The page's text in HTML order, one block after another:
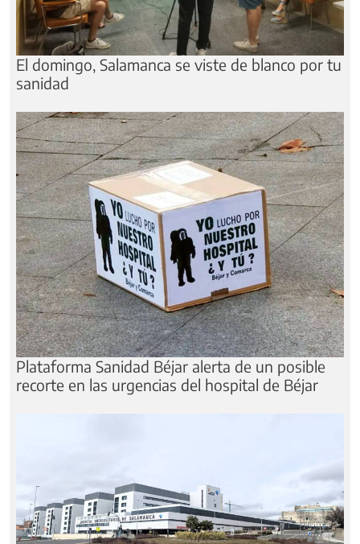
El domingo, Salamanca se viste de blanco por tu
sanidad
Plataforma Sanidad Béjar alerta de un posible
recorte en las urgencias del hospital de Béjar